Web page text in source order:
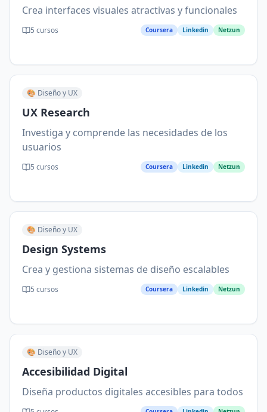
Crea interfaces visuales atractivas y funcionales
5 cursos Coursera Linkedin Netzun
🎨 Diseño y UX
UX Research
Investiga y comprende las necesidades de los
usuarios
5 cursos Coursera Linkedin Netzun
🎨 Diseño y UX
Design Systems
Crea y gestiona sistemas de diseño escalables
5 cursos Coursera Linkedin Netzun
🎨 Diseño y UX
Accesibilidad Digital
Diseña productos digitales accesibles para todos